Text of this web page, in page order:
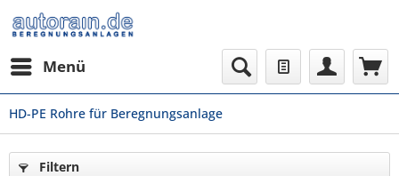
Menü
HD-PE Rohre für Beregnungsanlage
Filtern